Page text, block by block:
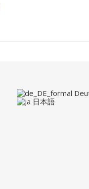
日本語